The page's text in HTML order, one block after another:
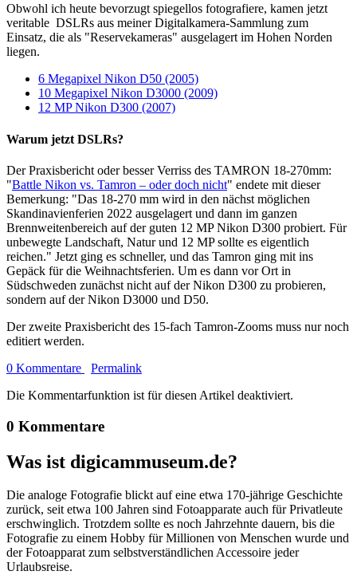
Obwohl ich heute bevorzugt spiegellos fotografiere, kamen jetzt
veritable DSLRs aus meiner Digitalkamera-Sammlung zum
Einsatz, die als "Reservekameras" ausgelagert im Hohen Norden
liegen.
6 Megapixel Nikon D50 (2005)
10 Megapixel Nikon D3000 (2009)
12 MP Nikon D300 (2007)
Warum jetzt DSLRs?
Der Praxisbericht oder besser Verriss des TAMRON 18-270mm:
"Battle Nikon vs. Tamron – oder doch nicht" endete mit dieser
Bemerkung: "Das 18-270 mm wird in den nächst möglichen
Skandinavienferien 2022 ausgelagert und dann im ganzen
Brennweitenbereich auf der guten 12 MP Nikon D300 probiert. Für
unbewegte Landschaft, Natur und 12 MP sollte es eigentlich
reichen." Jetzt ging es schneller, und das Tamron ging mit ins
Gepäck für die Weihnachtsferien. Um es dann vor Ort in
Südschweden zunächst nicht auf der Nikon D300 zu probieren,
sondern auf der Nikon D3000 und D50.
Der zweite Praxisbericht des 15-fach Tamron-Zooms muss nur noch
editiert werden.
0 Kommentare
Permalink
Die Kommentarfunktion ist für diesen Artikel deaktiviert.
0 Kommentare
Was ist digicammuseum.de?
Die analoge Fotografie blickt auf eine etwa 170-jährige Geschichte
zurück, seit etwa 100 Jahren sind Fotoapparate auch für Privatleute
erschwinglich. Trotzdem sollte es noch Jahrzehnte dauern, bis die
Fotografie zu einem Hobby für Millionen von Menschen wurde und
der Fotoapparat zum selbstverständlichen Accessoire jeder
Urlaubsreise.